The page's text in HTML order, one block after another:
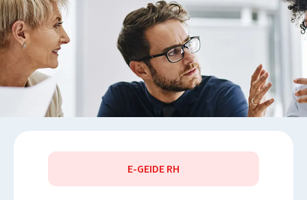
E-GEIDE RH